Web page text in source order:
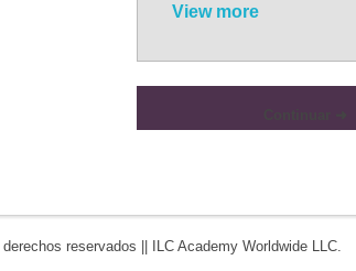
View more
reservados || ILC Academy Worldwide LLC.